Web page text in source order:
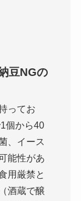
豆NGの
ってお
個から40
、イース
能性があ
用厳禁と
酒蔵で醸